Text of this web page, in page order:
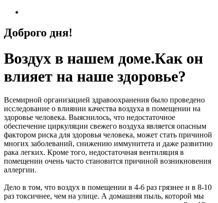
Доброго дня!
Воздух в нашем доме.Как он
влияет на наше здоровье?
Всемирной организацией здравоохранения было проведено
исследование о влиянии качества воздуха в помещении на
здоровье человека. Выяснилось, что недостаточное
обеспечение циркуляции свежего воздуха является опасным
фактором риска для здоровья человека, может стать причиной
многих заболеваний, снижению иммунитета и даже развитию
рака легких. Кроме того, недостаточная вентиляция в
помещении очень часто становится причиной возникновения
аллергии.
Дело в том, что воздух в помещении в 4-6 раз грязнее и в 8-10
раз токсичнее, чем на улице. А домашняя пыль, которой мы